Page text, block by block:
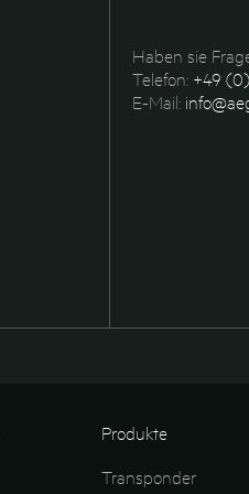
Haben sie
Telefon: +49
E-Mail:
Produkte
Transponder